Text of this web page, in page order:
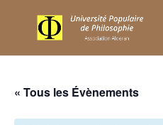
« Tous les Évènements